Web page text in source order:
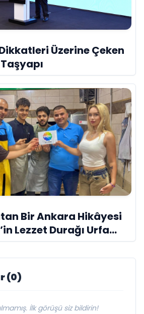
Üzerine Çeken
Bir Ankara Hikâyesi
Lezzet Durağı Urfa
(0)
İlk görüşü siz bildirin!